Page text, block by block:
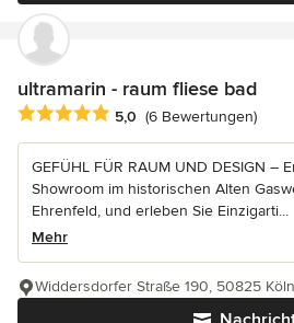
ultramarin - raum fliese bad
Durchschnittliche Bewertung: 5 von
5,0 (6 Bewertungen)
GEFÜHL FÜR RAUM UND DESIGN –
Showroom im historischen Alten
Ehrenfeld, und erleben Sie Einzigarti...
Mehr
Widdersdorfer Straße 190, 50825 Köln